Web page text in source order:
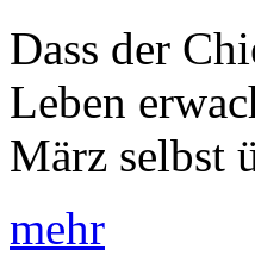
Dass der
Leben
März selbst
mehr